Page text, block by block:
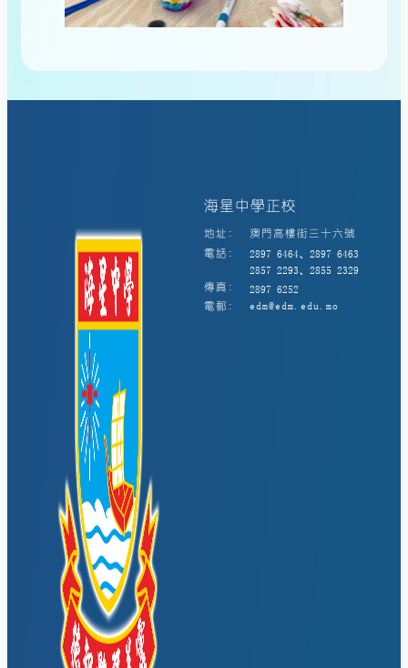
海星中學正校
地址:
澳門高樓街三十六號
電話:
2897 6464、2897 6463
2857 2293、2855 2329
傳真:
2897 6252
電郵:
edm@edm.edu.mo